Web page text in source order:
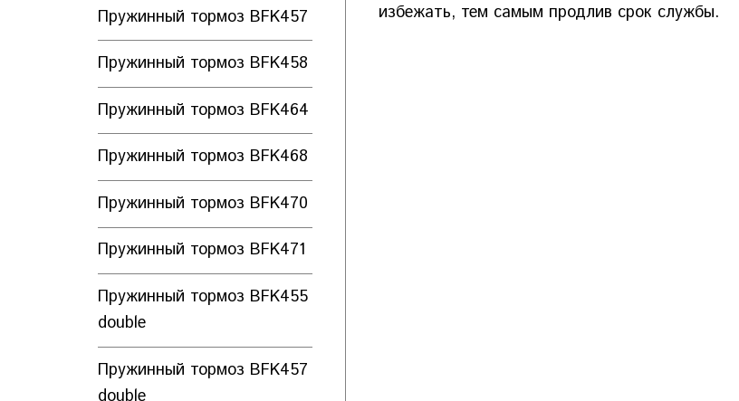
избежать, тем самым продлив срок службы.
Пружинный тормоз BFK457
Пружинный тормоз BFK458
Пружинный тормоз BFK464
Пружинный тормоз BFK468
Пружинный тормоз BFK470
Пружинный тормоз BFK471
Пружинный тормоз BFK455
double
Пружинный тормоз BFK457
double